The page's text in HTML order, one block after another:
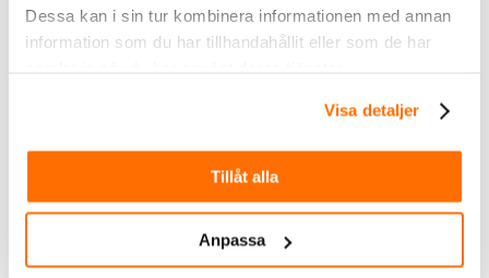
Dessa kan i sin tur kombinera informationen med annan
information som du har tillhandahållit eller som de har
Visa detaljer
Tillåt alla
Anpassa
Bilvård